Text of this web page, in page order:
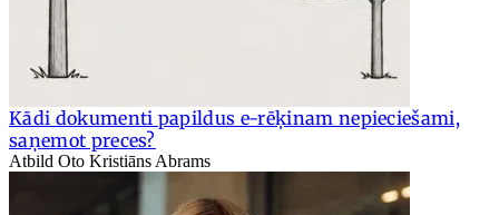
Kādi dokumenti papildus e-rēķinam nepieciešami,
saņemot preces?
Atbild Oto Kristiāns Abrams